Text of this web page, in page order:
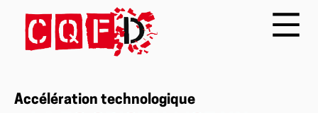
Accélération technologique